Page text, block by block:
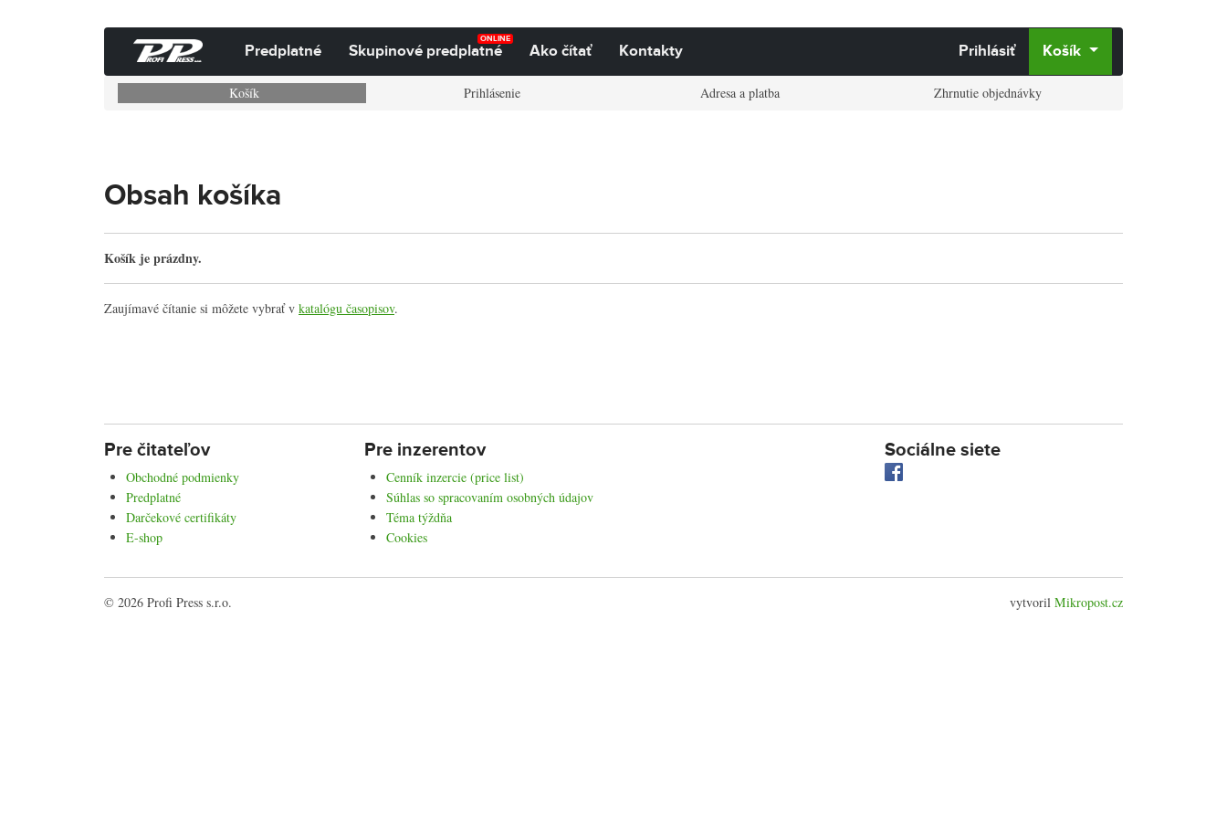
Predplatné
ONLINE
Skupinové predplatné Ako čítať Kontakty Prihlásiť Košík
Košík Prihlásenie Adresa a platba Zhrnutie objednávky
Obsah košíka
Košík je prázdny.
Zaujímavé čítanie si môžete vybrať v katalógu časopisov.
Pre čitateľov
Obchodné podmienky
Predplatné
Darčekové certifikáty
E-shop
Pre inzerentov
Cenník inzercie (price list)
Súhlas so spracovaním osobných údajov
Téma týždňa
Cookies
Sociálne siete
© 2026 Profi Press s.r.o. vytvoril Mikropost.cz